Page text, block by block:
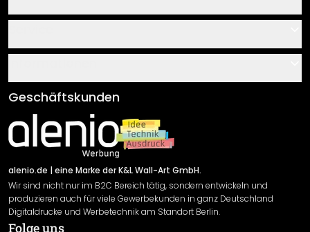
Über uns
Klebe- und Montageanleitungen
Newsletter An-/Abmeldung
Sendungsverfolgung
AGB
Impressum
Versand & Zahlung
Rücksendung
Widerrufsrecht
Datenschutzerklärung
Geschäftskunden
alenio.de | eine Marke der K&L Wall-Art GmbH.
Wir sind nicht nur im B2C Bereich tätig, sondern entwickeln und
produzieren auch für viele Gewerbekunden in ganz Deutschland
Digitaldrucke und Werbetechnik am Standort Berlin.
Folge uns